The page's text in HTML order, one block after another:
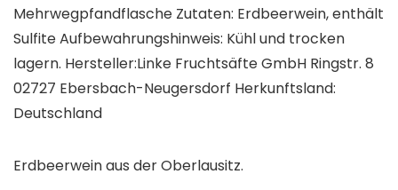
Mehrwegpfandflasche Zutaten: Erdbeerwein, enthält
Sulfite Aufbewahrungshinweis: Kühl und trocken
lagern. Hersteller:Linke Fruchtsäfte GmbH Ringstr. 8
02727 Ebersbach-Neugersdorf Herkunftsland:
Deutschland
Erdbeerwein aus der Oberlausitz.